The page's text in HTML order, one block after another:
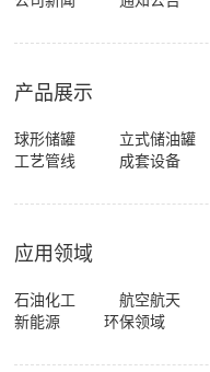
产品展示
球形储罐 立式储油罐
工艺管线
成套设备
应用领域
石油化工 航空航天
新能源
环保领域